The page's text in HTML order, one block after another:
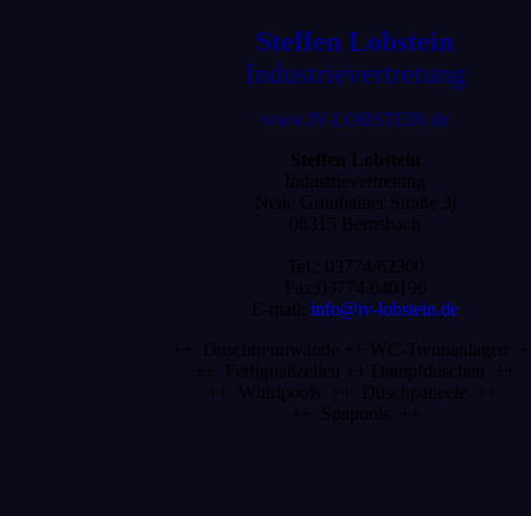
Steffen Lobstein
Industrievertretung
www.IV-LOBSTEIN.de
Steffen Lobstein
Industrievertretung
Neue Grünhainer Straße 3j
08315 Bernsbach
Tel.: 03774/62300
Fax:03774/640196
E-mail: info@iv-lobstein.de
++ Duschtrennwände ++ WC-Trennanlagen
++ Fertignaßzellen ++ Dampfduschen ++
++ Whirlpools ++ Duschpaneele ++
++ Spapools ++